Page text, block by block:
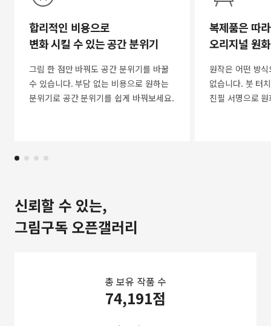
합리적인 비용으로
변화 시킬 수 있는 공간 분위기
그림 한 점만 바꿔도 공간 분위기를 바꿀
수 있습니다. 부담 없는 비용으로 원하는
분위기로 공간 분위기를 쉽게 바꿔보세요.
복제품은 따
오리지널 원
원작은 어떤 방
없습니다. 붓 터
친필 서명으로
신뢰할 수 있는,
그림구독 오픈갤러리
총 보유 작품 수
74,191점